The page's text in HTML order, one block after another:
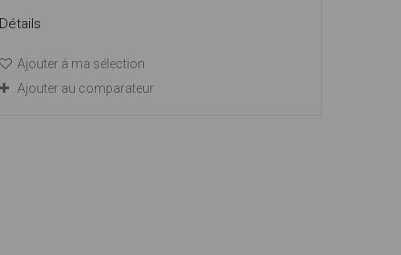
Détails
Ajouter à ma sélection
Ajouter au comparateur